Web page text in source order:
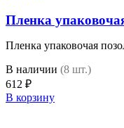
Пленка
Пленка упаковочая
В наличии (8 шт.)
612 ₽
В корзину